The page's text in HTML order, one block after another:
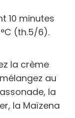
10 minutes
(th.5/6).
la crème
au
la
la Maïzena